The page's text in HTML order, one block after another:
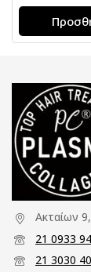
Ακταίων
21 0933
21 3030